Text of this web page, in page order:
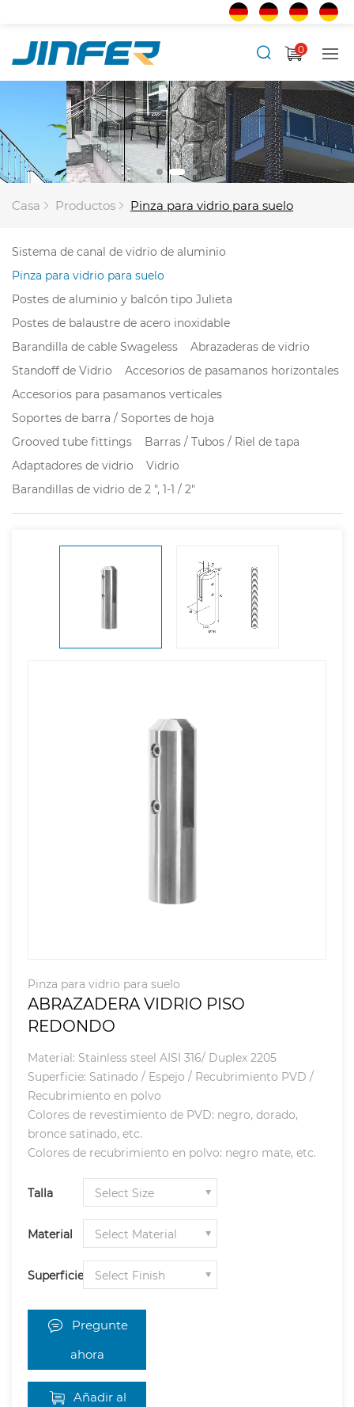
0
Casa Productos Pinza para vidrio para suelo
Sistema de canal de vidrio de aluminio
Pinza para vidrio para suelo
Postes de aluminio y balcón tipo Julieta
Postes de balaustre de acero inoxidable
Barandilla de cable Swageless
Abrazaderas de vidrio
Standoff de Vidrio
Accesorios de pasamanos horizontales
Accesorios para pasamanos verticales
Soportes de barra / Soportes de hoja
Grooved tube fittings
Barras / Tubos / Riel de tapa
Adaptadores de vidrio
Vidrio
Barandillas de vidrio de 2 ", 1-1 / 2"
Pinza para vidrio para suelo
ABRAZADERA VIDRIO PISO
REDONDO
Material: Stainless steel AISI 316/ Duplex 2205
Superficie: Satinado / Espejo / Recubrimiento PVD /
Recubrimiento en polvo
Colores de revestimiento de PVD: negro, dorado,
bronce satinado, etc.
Colores de recubrimiento en polvo: negro mate, etc.
Talla
Material
Superficie
Pregunte
ahora
Añadir al